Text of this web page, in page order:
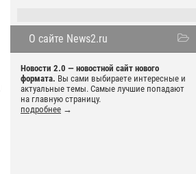
О сайте News2.ru
Новости 2.0 — новостной сайт нового
формата. Вы сами выбираете интересные и
актуальные темы. Самые лучшие попадают
на главную страницу.
подробнее →